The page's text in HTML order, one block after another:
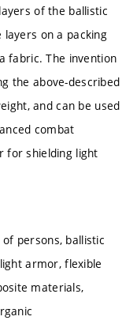
of the ballistic
on a packing
fabric. The invention
the above-described
and can be used
combat
for shielding light
persons, ballistic
armor, flexible
materials,